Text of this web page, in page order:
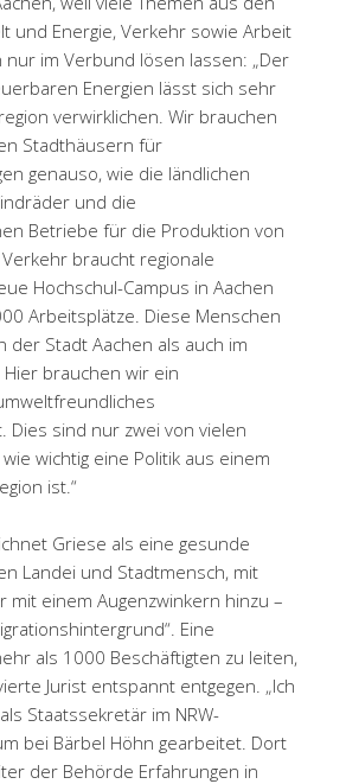
und Energie, Verkehr sowie Arbeit
nur im Verbund lösen lassen: „Der
Energien lässt sich sehr
verwirklichen. Wir brauchen
Stadthäusern für
genauso, wie die ländlichen
und die
Betriebe für die Produktion von
braucht regionale
Hochschul-Campus in Aachen
Arbeitsplätze. Diese Menschen
der Stadt Aachen als auch im
brauchen wir ein
Dies sind nur zwei von vielen
wichtig eine Politik aus einem
ist.“
Griese als eine gesunde
Landei und Stadtmensch, mit
mit einem Augenzwinkern hinzu –
Eine
als 1000 Beschäftigten zu leiten,
Jurist entspannt entgegen. „Ich
Staatssekretär im NRW-
bei Bärbel Höhn gearbeitet. Dort
der Behörde Erfahrungen in